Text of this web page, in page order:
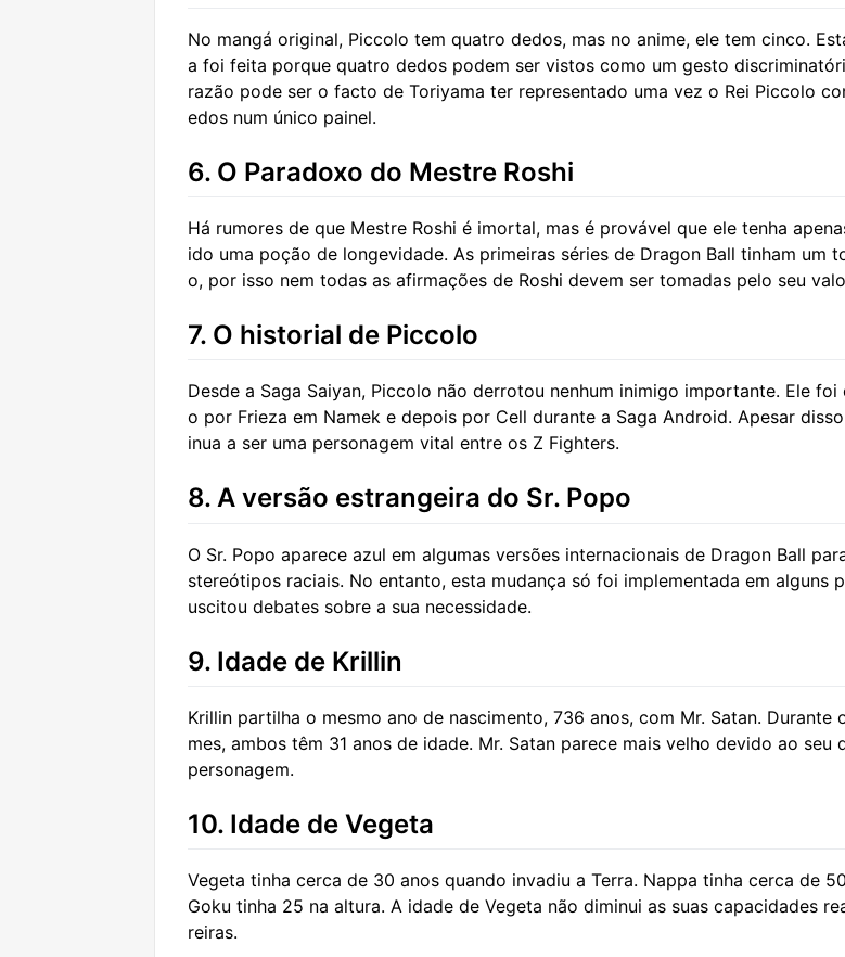
No mangá original, Piccolo tem quatro dedos, mas no anime, ele tem cinco.
a foi feita porque quatro dedos podem ser vistos como um gesto
razão pode ser o facto de Toriyama ter representado uma vez o Rei Piccolo
edos num único painel.
6. O Paradoxo do Mestre Roshi
Há rumores de que Mestre Roshi é imortal, mas é provável que ele tenha
ido uma poção de longevidade. As primeiras séries de Dragon Ball tinham um
o, por isso nem todas as afirmações de Roshi devem ser tomadas pelo seu
7. O historial de Piccolo
Desde a Saga Saiyan, Piccolo não derrotou nenhum inimigo importante. Ele foi
o por Frieza em Namek e depois por Cell durante a Saga Android. Apesar
inua a ser uma personagem vital entre os Z Fighters.
8. A versão estrangeira do Sr. Popo
O Sr. Popo aparece azul em algumas versões internacionais de Dragon Ball
stereótipos raciais. No entanto, esta mudança só foi implementada em alguns
uscitou debates sobre a sua necessidade.
9. Idade de Krillin
Krillin partilha o mesmo ano de nascimento, 736 anos, com Mr. Satan. Durante
mes, ambos têm 31 anos de idade. Mr. Satan parece mais velho devido ao seu
personagem.
10. Idade de Vegeta
Vegeta tinha cerca de 30 anos quando invadiu a Terra. Nappa tinha cerca de
Goku tinha 25 na altura. A idade de Vegeta não diminui as suas capacidades
reiras.